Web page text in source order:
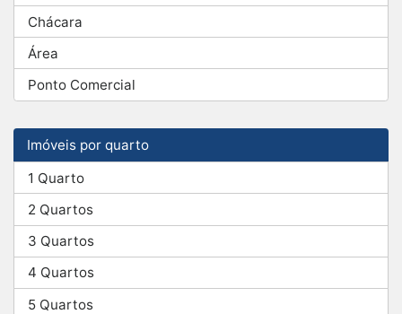
Chácara
Área
Ponto Comercial
Imóveis por quarto
1 Quarto
2 Quartos
3 Quartos
4 Quartos
5 Quartos